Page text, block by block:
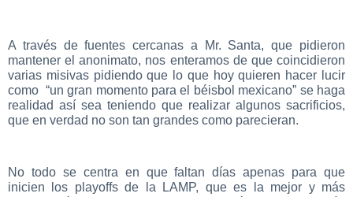
A través de fuentes cercanas a Mr. Santa, que pidieron
mantener el anonimato, nos enteramos de que coincidieron
varias misivas pidiendo que lo que hoy quieren hacer lucir
como “un gran momento para el béisbol mexicano” se haga
realidad así sea teniendo que realizar algunos sacrificios,
que en verdad no son tan grandes como parecieran.
No todo se centra en que faltan días apenas para que
inicien los playoffs de la LAMP, que es la mejor y más